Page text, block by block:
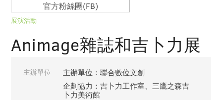
官方粉絲團(FB)
展演活動
Animage雜誌和吉卜力展
主辦單位
主辦單位：聯合數位文創
企劃協力：吉卜力工作室、三鷹之森吉
卜力美術館